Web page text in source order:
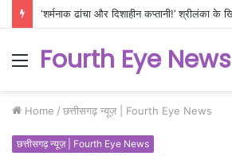
Menu
Fourth Eye News
Home / छत्तीसगढ़ न्यूज़ | Fourth Eye News
छत्तीसगढ़ न्यूज़ | Fourth Eye News